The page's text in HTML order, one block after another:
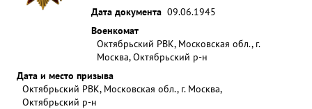
Дата документа 09.06.1945
Военкомат
Октябрьский РВК, Московская обл., г.
Москва, Октябрьский р-н
Дата и место призыва
Октябрьский РВК, Московская обл., г. Москва,
Октябрьский р-н